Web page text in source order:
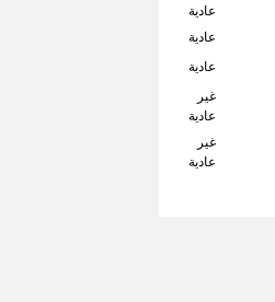
عادية
عادية
عادية
غير
عادية
غير
عادية